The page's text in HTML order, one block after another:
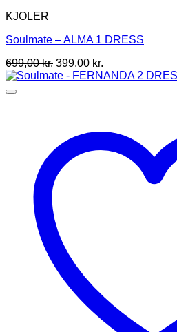
har
varianter.
kan
vælges
på
KJOLER
Soulmate – ALMA 1 DRESS
699,00kr. Den
oprindelige
399,00 kr.
aktuelle